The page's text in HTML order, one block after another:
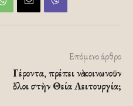
Επόμενο άρθρο
Γέροντα, πρέπει νὰ κοινωνοῦν
ὅλοι στὴν Θεία Λειτουργία;